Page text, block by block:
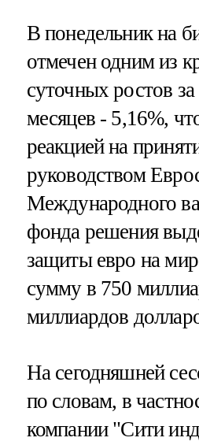
В понедельник на
отмечен одним из
суточных ростов
месяцев - 5,16%,
реакцией на
руководством
Международного
фонда решения
защиты евро на
сумму в 750
миллиардов
На сегодняшней
по словам, в
компании "Сити